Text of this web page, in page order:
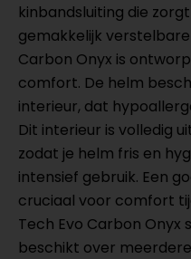
kinbandsluiting die
gemakkelijk
Carbon Onyx is
comfort. De helm
interieur, dat
Dit interieur is volledig
zodat je helm fris en
intensief gebruik. Een
cruciaal voor comfort
Tech Evo Carbon
beschikt over